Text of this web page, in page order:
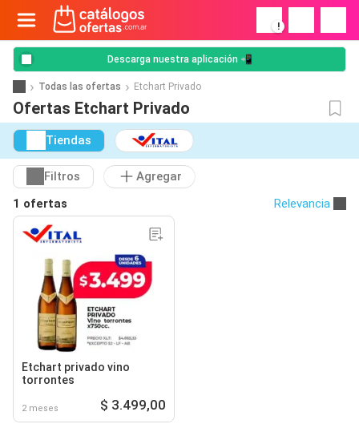
!
Descarga nuestra aplicación 📲
Todas las ofertas Etchart Privado
Ofertas Etchart Privado
Tiendas
Filtros
Agregar
1 ofertas
Relevancia
Etchart privado vino
torrontes
2 meses $ 3.499,00